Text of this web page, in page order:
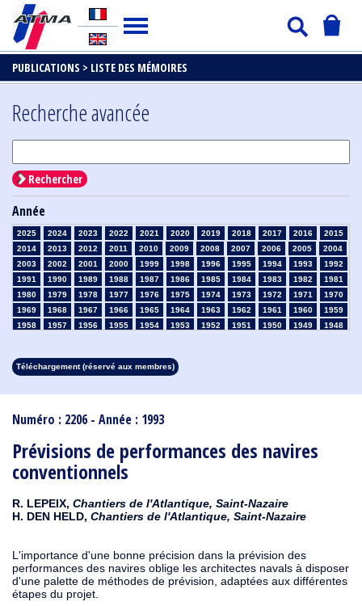
PUBLICATIONS > LISTE DES MÉMOIRES
Numéro : 2206 - Année : 1993
Prévisions de performances des navires
conventionnels
R. LEPEIX, Chantiers de l'Atlantique, Saint-Nazaire
H. DEN HELD, Chantiers de l'Atlantique, Saint-Nazaire
L'importance d'une bonne précision dans la prévision des
performances des navires oblige les architectes navals à disposer
d'une palette de méthodes de prévision, adaptées aux différentes
étapes du projet.
Recherche avancée
Rechercher
Année
2025 2024 2023 2022 2021 2020 2019 2018 2017 2016
2015
2014
2013 2012 2011 2010 2009 2008 2007 2006 2005
2004
2003
2002 2001 2000 1999 1998 1996 1995 1994 1993
1992
1991
1990 1989 1988 1987 1986 1985 1984 1983 1982
1981
1980
1979 1978 1977 1976 1975 1974 1973 1972 1971
1970
1969
1968 1967 1966 1965 1964 1963 1962 1961 1960
1959
1958
1957 1956 1955 1954 1953 1952 1951 1950 1949
1948
1913
1912 1911 1910 1909 1908
Téléchargement (réservé aux membres)